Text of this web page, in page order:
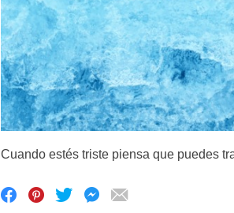
Cuando estés triste piensa que puedes